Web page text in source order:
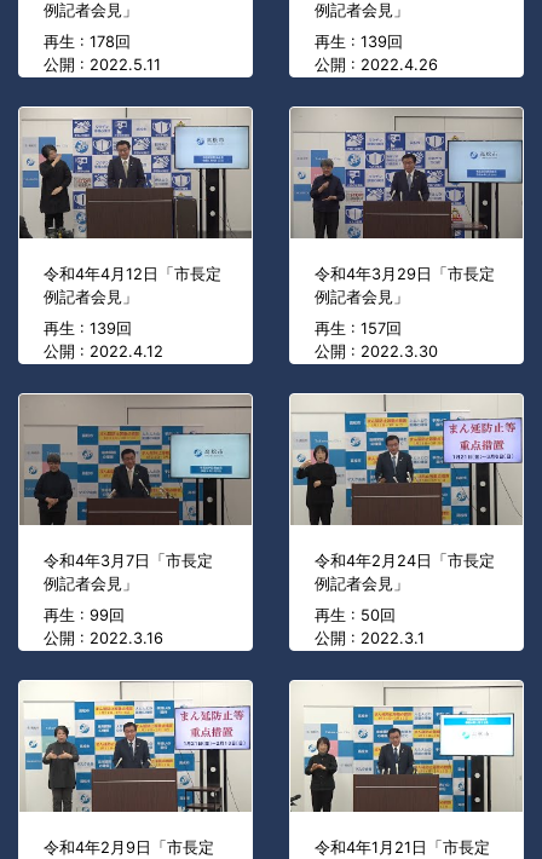
例記者会見」
再生 : 178回
公開 : 2022.5.11
例記者会見」
再生 : 139回
公開 : 2022.4.26
令和4年4月12日「市長定
例記者会見」
再生 : 139回
公開 : 2022.4.12
令和4年3月29日「市長定
例記者会見」
再生 : 157回
公開 : 2022.3.30
令和4年3月7日「市長定
例記者会見」
再生 : 99回
公開 : 2022.3.16
令和4年2月24日「市長定
例記者会見」
再生 : 50回
公開 : 2022.3.1
令和4年2月9日「市長定
令和4年1月21日「市長定